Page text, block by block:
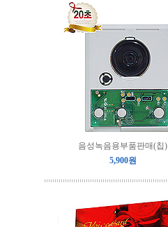
음성녹음용부품판매(칩)
5,900원